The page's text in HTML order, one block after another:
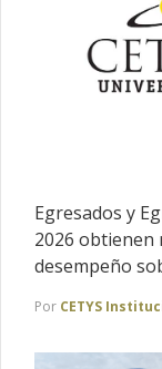
Egresados y
2026
desempeño
Por CETYS